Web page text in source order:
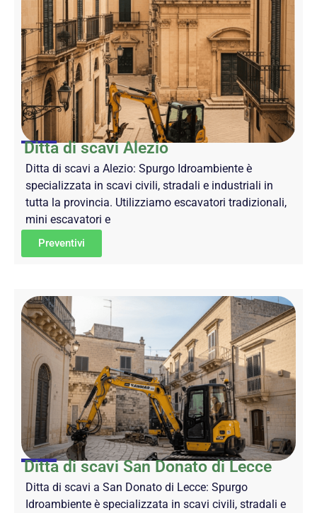
Ditta di scavi Alezio
Ditta di scavi a Alezio: Spurgo Idroambiente è
specializzata in scavi civili, stradali e industriali in
tutta la provincia. Utilizziamo escavatori tradizionali,
mini escavatori e
Preventivi
Ditta di scavi San Donato di Lecce
Ditta di scavi a San Donato di Lecce: Spurgo
Idroambiente è specializzata in scavi civili, stradali e